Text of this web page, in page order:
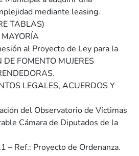
mediante leasing.
TABLAS)
al Proyecto de Ley para la
FOMENTO MUJERES
LEGALES, ACUERDOS Y
del Observatorio de Víctimas
Cámara de Diputados de la
Ref.: Proyecto de Ordenanza.